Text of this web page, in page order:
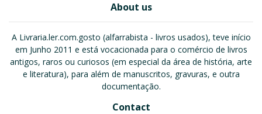
About us
A Livraria.ler.com.gosto (alfarrabista - livros usados), teve início
em Junho 2011 e está vocacionada para o comércio de livros
antigos, raros ou curiosos (em especial da área de história, arte
e literatura), para além de manuscritos, gravuras, e outra
documentação.
Contact